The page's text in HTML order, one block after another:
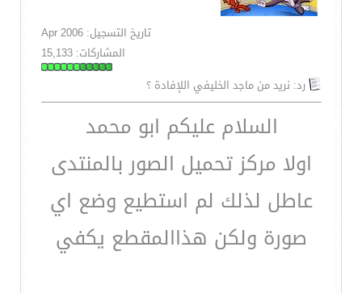
تاريخ التسجيل: Apr 2006
المشاركات: 15,133
رد: نريد من ماجد الخليفي اللإفادة ؟
السلام عليكم ابو محمد
اولا مركز تحميل الصور بالمنتدى
عاطل لذلك لم استطيع وضع اي
صورة ولكن هذاالمقطع يكفي